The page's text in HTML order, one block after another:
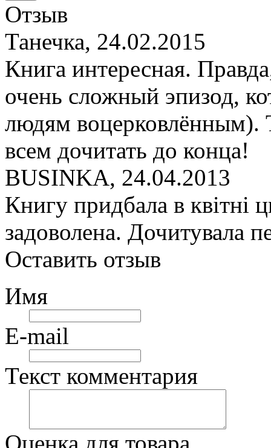
Отзыв
Танечка, 24.02.2015
Книга интересная.
очень сложный эпизод,
людям воцерковлённым).
всем дочитать до конца!
BUSINKA, 24.04.2013
Книгу придбала в квітні
задоволена. Дочитувала
Оставить отзыв
Имя
E-mail
Текст комментария
Оценка для товара